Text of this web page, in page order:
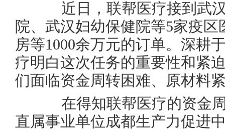
近日，联帮医疗接到武汉
院、武汉妇幼保健院等5家疫
房等1000余万元的订单。深耕
疗明白这次任务的重要性和紧
们面临资金周转困难、原材料
在得知联帮医疗的资金周
直属事业单位成都生产力促进